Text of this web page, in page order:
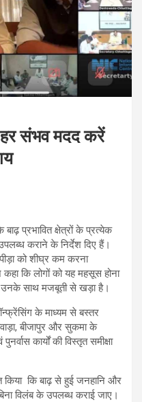
हर संभव मदद करें
प्रभावित क्षेत्रों के प्रत्येक
कराने के निर्देश दिए हैं।
पीड़ा को शीघ्र कम करना
कहा कि लोगों को यह महसूस होना
उनके साथ मजबूती से खड़ा है।
के माध्यम से बस्तर
बीजापुर और सुकमा के
कार्यों की विस्तृत समीक्षा
किया कि बाढ़ से हुई जनहानि और
बिना विलंब के उपलब्ध कराई जाए।